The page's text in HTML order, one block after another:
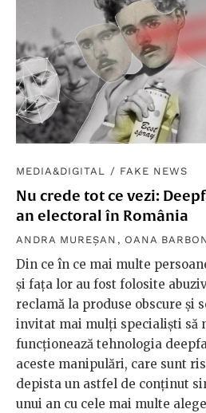
MEDIA&DIGITAL / FAKE NEWS
Nu crede tot ce vezi:
an electoral în România
ANDRA MUREȘAN , OANA
Din ce în ce mai multe
și fața lor au fost folosite
reclamă la produse obscure și
invitat mai mulți specialiști să
funcționează tehnologia
aceste manipulări, care sunt
depista un astfel de conținut
unui an cu cele mai multe